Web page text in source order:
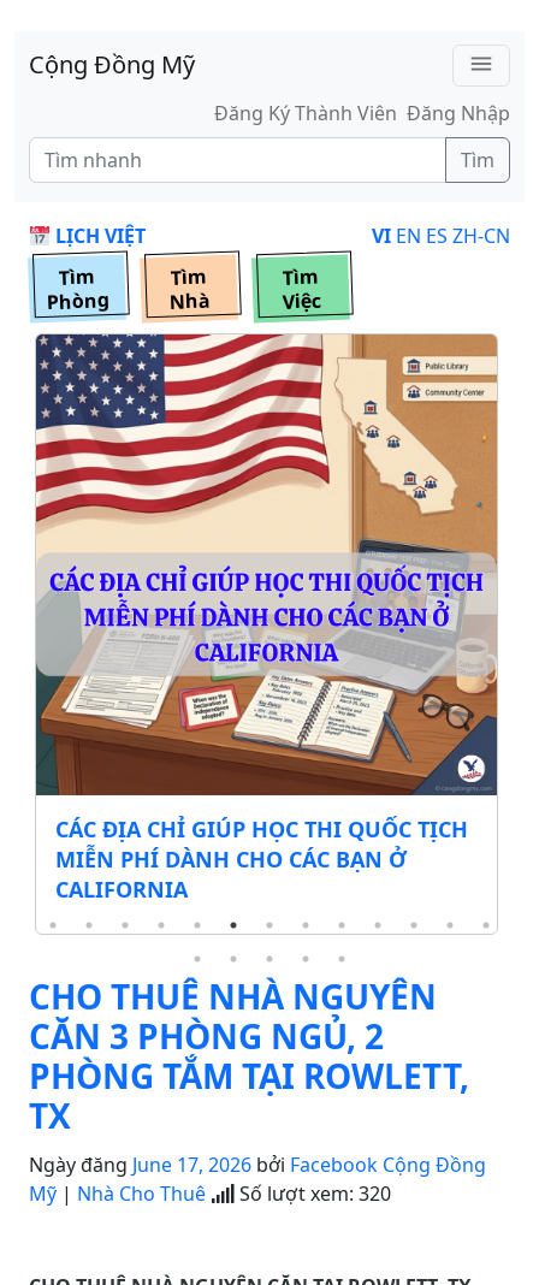
Cộng Đồng Mỹ
menu
Đăng Ký Thành Viên Đăng Nhập
Tìm
LỊCH VIỆT VI EN ES ZH-CN
Tìm
Phòng
Tìm
Nhà
Tìm
Việc
CÁC ĐỊA CHỈ GIÚP HỌC THI QUỐC TỊCH
MIỄN PHÍ DÀNH CHO CÁC BẠN Ở
CALIFORNIA
CHO THUÊ NHÀ NGUYÊN
CĂN 3 PHÒNG NGỦ, 2
PHÒNG TẮM TẠI ROWLETT,
TX
Ngày đăng June 17, 2026 bởi Facebook Cộng Đồng
Mỹ | Nhà Cho Thuê Số lượt xem: 320